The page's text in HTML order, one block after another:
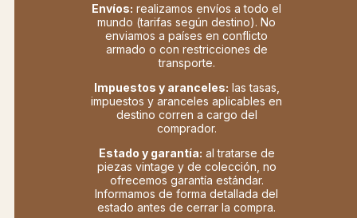
Envíos: realizamos envíos a todo el
mundo (tarifas según destino). No
enviamos a países en conflicto
armado o con restricciones de
transporte.
Impuestos y aranceles: las tasas,
impuestos y aranceles aplicables en
destino corren a cargo del
comprador.
Estado y garantía: al tratarse de
piezas vintage y de colección, no
ofrecemos garantía estándar.
Informamos de forma detallada del
estado antes de cerrar la compra.